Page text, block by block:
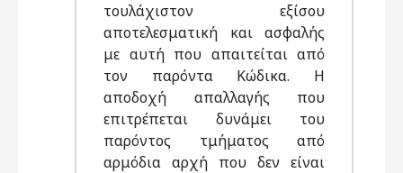
τουλάχιστον εξίσου
αποτελεσματική και ασφαλής
με αυτή που απαιτείται από
τον παρόντα Κώδικα. Η
αποδοχή απαλλαγής που
επιτρέπεται δυνάμει του
παρόντος τμήματος από
αρμόδια αρχή που δεν είναι